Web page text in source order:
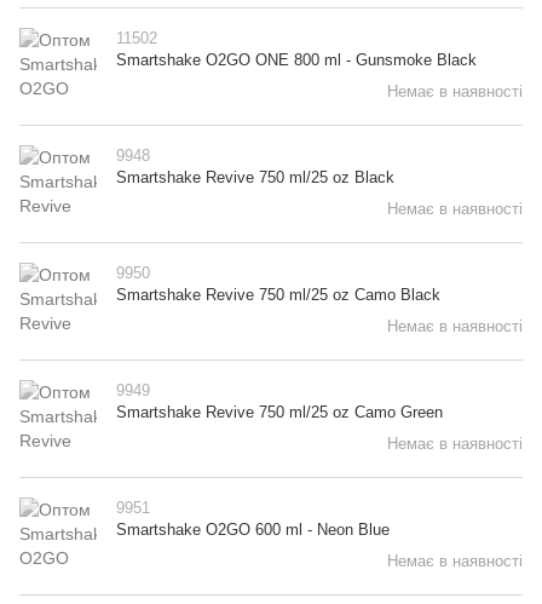
11502
Smartshake O2GO ONE 800 ml - Gunsmoke Black
Немає в наявності
9948
Smartshake Revive 750 ml/25 oz Black
Немає в наявності
9950
Smartshake Revive 750 ml/25 oz Camo Black
Немає в наявності
9949
Smartshake Revive 750 ml/25 oz Camo Green
Немає в наявності
9951
Smartshake O2GO 600 ml - Neon Blue
Немає в наявності